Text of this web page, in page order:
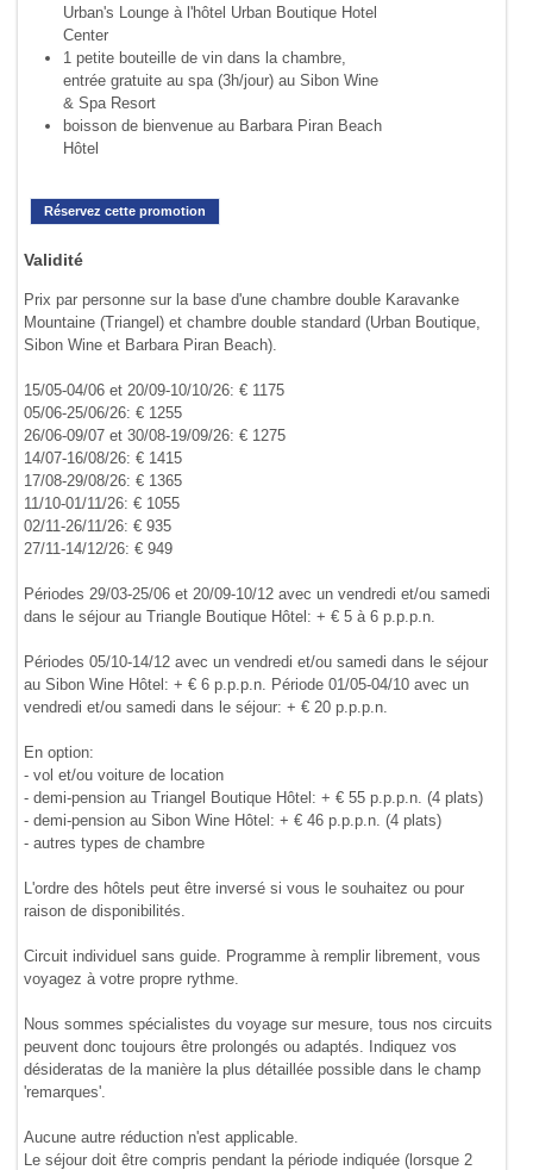
Urban's Lounge à l'hôtel Urban Boutique Hotel
Center
1 petite bouteille de vin dans la chambre,
entrée gratuite au spa (3h/jour) au Sibon Wine
& Spa Resort
boisson de bienvenue au Barbara Piran Beach
Hôtel
Réservez cette promotion
Validité
Prix par personne sur la base d'une chambre double Karavanke
Mountaine (Triangel) et chambre double standard (Urban Boutique,
Sibon Wine et Barbara Piran Beach).
15/05-04/06 et 20/09-10/10/26: € 1175
05/06-25/06/26: € 1255
26/06-09/07 et 30/08-19/09/26: € 1275
14/07-16/08/26: € 1415
17/08-29/08/26: € 1365
11/10-01/11/26: € 1055
02/11-26/11/26: € 935
27/11-14/12/26: € 949
Périodes 29/03-25/06 et 20/09-10/12 avec un vendredi et/ou samedi
dans le séjour au Triangle Boutique Hôtel: + € 5 à 6 p.p.p.n.
Périodes 05/10-14/12 avec un vendredi et/ou samedi dans le séjour
au Sibon Wine Hôtel: + € 6 p.p.p.n. Période 01/05-04/10 avec un
vendredi et/ou samedi dans le séjour: + € 20 p.p.p.n.
En option:
- vol et/ou voiture de location
- demi-pension au Triangel Boutique Hôtel: + € 55 p.p.p.n. (4 plats)
- demi-pension au Sibon Wine Hôtel: + € 46 p.p.p.n. (4 plats)
- autres types de chambre
L'ordre des hôtels peut être inversé si vous le souhaitez ou pour
raison de disponibilités.
Circuit individuel sans guide. Programme à remplir librement, vous
voyagez à votre propre rythme.
Nous sommes spécialistes du voyage sur mesure, tous nos circuits
peuvent donc toujours être prolongés ou adaptés. Indiquez vos
désideratas de la manière la plus détaillée possible dans le champ
'remarques'.
Aucune autre réduction n'est applicable.
Le séjour doit être compris pendant la période indiquée (lorsque 2